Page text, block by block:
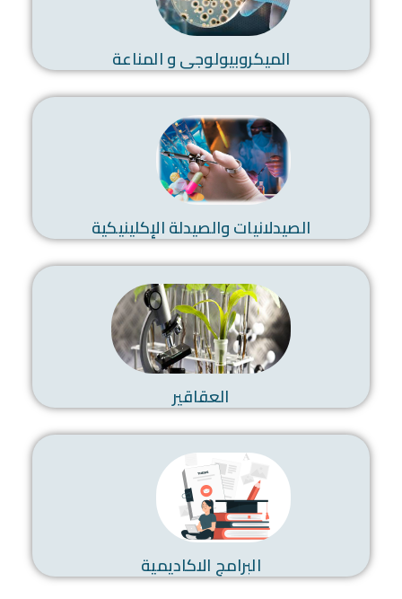
الميكروبيولوجى و المناعة
الصيدلانيات والصيدلة الإكلينيكية
العقاقير
البرامج الاكاديمية